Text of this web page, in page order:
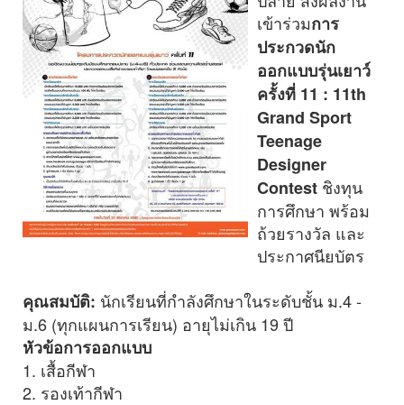
เข้าร่วมการ
ประกวดนัก
ออกแบบรุ่นเยาว์
ครั้งที่ 11 : 11th
Grand Sport
Teenage
Designer
Contest ชิงทุน
การศึกษา พร้อม
ถ้วยรางวัล และ
ประกาศนียบัตร
คุณสมบัติ: นักเรียนที่กำลังศึกษาในระดับชั้น ม.4 -
ม.6 (ทุกแผนการเรียน) อายุไม่เกิน 19 ปี
หัวข้อการออกแบบ
1. เสื้อกีฬา
2. รองเท้ากีฬา